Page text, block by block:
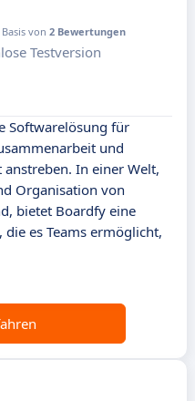
von 2 Bewertungen
Testversion
Softwarelösung für
und
In einer Welt,
Organisation von
bietet Boardfy eine
es Teams ermöglicht,